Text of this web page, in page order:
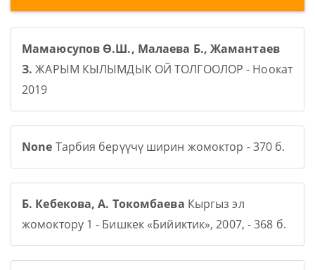
Мамаюсупов Ө.Ш., Малаева Б., Жамантаев
З. ЖАРЫМ КЫЛЫМДЫК ОЙ ТОЛГООЛОР - Ноокат
2019
None Тарбия берүүчү ширин жомоктор - 370 б.
Б. Кебекова, А. Токомбаева Кыргыз эл
жомоктору 1 - Бишкек «Бийиктик», 2007, - 368 б.